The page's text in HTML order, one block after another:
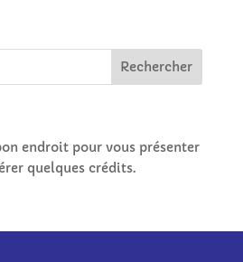
endroit pour vous présenter
quelques crédits.